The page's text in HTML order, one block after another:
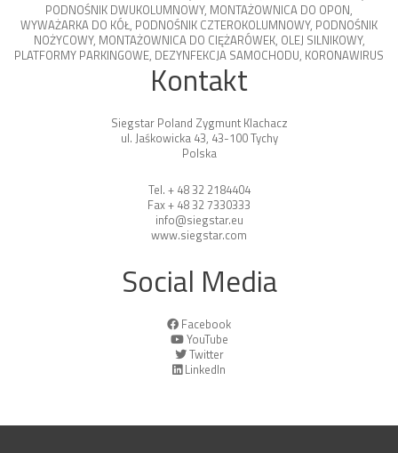
PODNOŚNIK DWUKOLUMNOWY, MONTAŻOWNICA DO OPON,
WYWAŻARKA DO KÓŁ, PODNOŚNIK CZTEROKOLUMNOWY, PODNOŚNIK
NOŻYCOWY, MONTAŻOWNICA DO CIĘŻARÓWEK, OLEJ SILNIKOWY,
PLATFORMY PARKINGOWE, DEZYNFEKCJA SAMOCHODU, KORONAWIRUS
Kontakt
Siegstar Poland Zygmunt Klachacz
ul. Jaśkowicka 43, 43-100 Tychy
Polska
Tel. + 48 32 2184404
Fax + 48 32 7330333
info@siegstar.eu
www.siegstar.com
Social Media
Facebook
YouTube
Twitter
LinkedIn